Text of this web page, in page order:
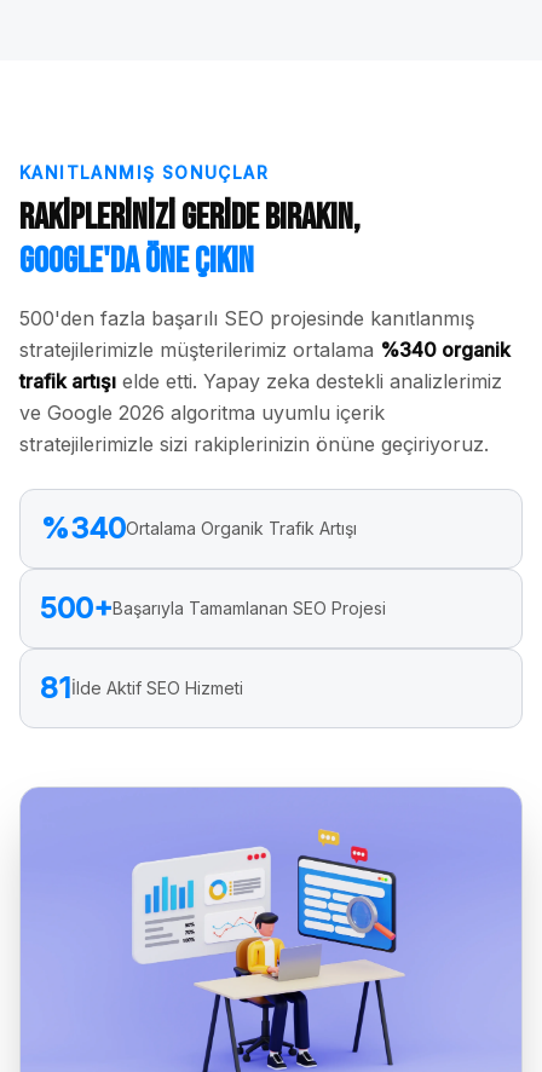
KANITLANMIŞ SONUÇLAR
Rakiplerinizi Geride Bırakın,
Google'da Öne Çıkın
500'den fazla başarılı SEO projesinde kanıtlanmış
stratejilerimizle müşterilerimiz ortalama %340 organik
trafik artışı elde etti. Yapay zeka destekli analizlerimiz
ve Google 2026 algoritma uyumlu içerik
stratejilerimizle sizi rakiplerinizin önüne geçiriyoruz.
%340Ortalama Organik Trafik Artışı
500+Başarıyla Tamamlanan SEO Projesi
81İlde Aktif SEO Hizmeti